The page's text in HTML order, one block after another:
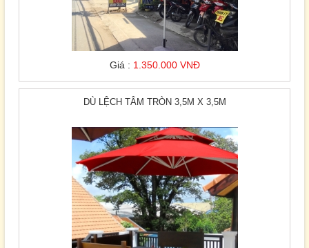
Giá : 1.350.000 VNĐ
DÙ LỆCH TÂM TRÒN 3,5M X 3,5M